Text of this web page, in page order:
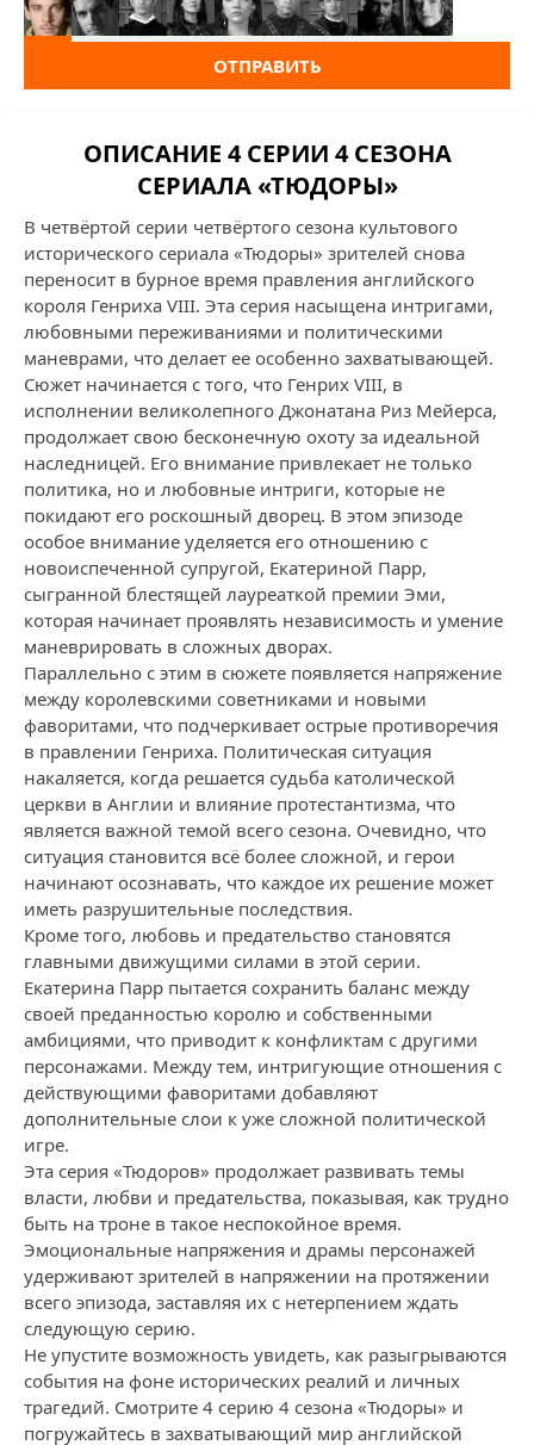
ОТПРАВИТЬ
ОПИСАНИЕ 4 СЕРИИ 4 СЕЗОНА
СЕРИАЛА «ТЮДОРЫ»
В четвёртой серии четвёртого сезона культового
исторического сериала «Тюдоры» зрителей снова
переносит в бурное время правления английского
короля Генриха VIII. Эта серия насыщена интригами,
любовными переживаниями и политическими
маневрами, что делает ее особенно захватывающей.
Сюжет начинается с того, что Генрих VIII, в
исполнении великолепного Джонатана Риз Мейерса,
продолжает свою бесконечную охоту за идеальной
наследницей. Его внимание привлекает не только
политика, но и любовные интриги, которые не
покидают его роскошный дворец. В этом эпизоде
особое внимание уделяется его отношению с
новоиспеченной супругой, Екатериной Парр,
сыгранной блестящей лауреаткой премии Эми,
которая начинает проявлять независимость и умение
маневрировать в сложных дворах.
Параллельно с этим в сюжете появляется напряжение
между королевскими советниками и новыми
фаворитами, что подчеркивает острые противоречия
в правлении Генриха. Политическая ситуация
накаляется, когда решается судьба католической
церкви в Англии и влияние протестантизма, что
является важной темой всего сезона. Очевидно, что
ситуация становится всё более сложной, и герои
начинают осознавать, что каждое их решение может
иметь разрушительные последствия.
Кроме того, любовь и предательство становятся
главными движущими силами в этой серии.
Екатерина Парр пытается сохранить баланс между
своей преданностью королю и собственными
амбициями, что приводит к конфликтам с другими
персонажами. Между тем, интригующие отношения с
действующими фаворитами добавляют
дополнительные слои к уже сложной политической
игре.
Эта серия «Тюдоров» продолжает развивать темы
власти, любви и предательства, показывая, как трудно
быть на троне в такое неспокойное время.
Эмоциональные напряжения и драмы персонажей
удерживают зрителей в напряжении на протяжении
всего эпизода, заставляя их с нетерпением ждать
следующую серию.
Не упустите возможность увидеть, как разыгрываются
события на фоне исторических реалий и личных
трагедий. Смотрите 4 серию 4 сезона «Тюдоры» и
погружайтесь в захватывающий мир английской